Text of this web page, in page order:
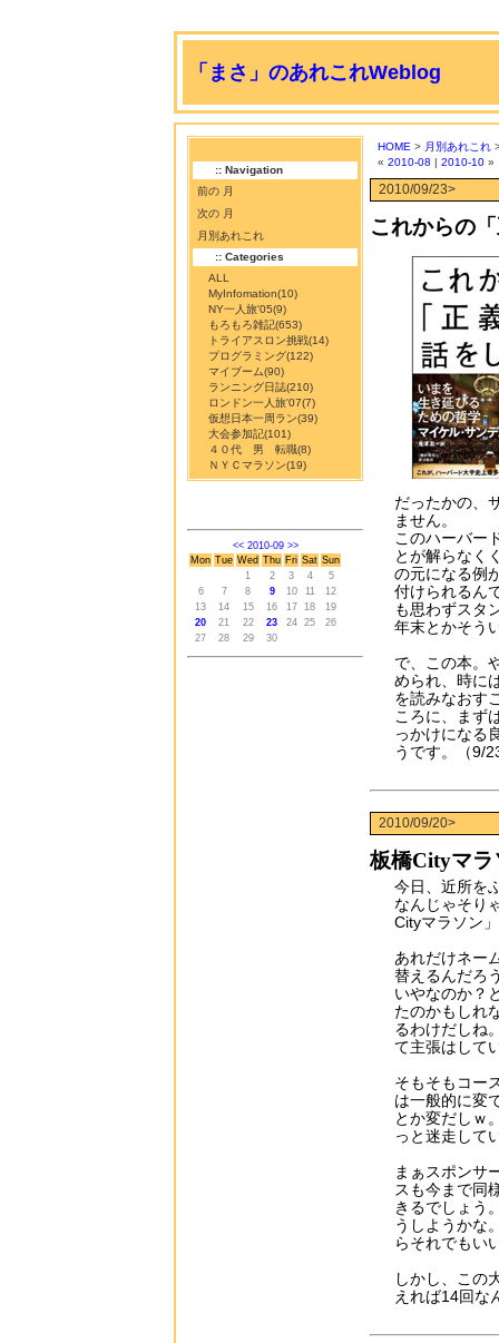
「まさ」のあれこれWeblog
:: Navigation
前の 月
次の 月
月別あれこれ
:: Categories
ALL
MyInfomation(10)
NY一人旅'05(9)
もろもろ雑記(653)
トライアスロン挑戦(14)
プログラミング(122)
マイブーム(90)
ランニング日誌(210)
ロンドン一人旅'07(7)
仮想日本一周ラン(39)
大会参加記(101)
４０代 男 転職(8)
ＮＹＣマラソン(19)
<< 2010-09 >>
Mon Tue Wed Thu Fri Sat Sun
1
2 3 4
5
6
7 8 9 10 11
12
13
14 15 16 17 18
19
20
21 22 23 24 25
26
27
28 29 30
HOME > 月別あれこれ
« 2010-08 | 2010-10 »
2010/09/23>
これからの
だったかの、
ません。
このハーバー
とが解らなく
の元になる例
付けられるん
も思わずスタ
年末とかそう
で、この本。
められ、時に
を読みなおす
ころに、まず
っかけになる
うです。（9/
2010/09/20>
板橋Cityマラ
今日、近所を
なんじゃそり
Cityマラソン
あれだけネー
替えるんだろ
いやなのか？
たのかもしれ
るわけだしね
て主張はして
そもそもコー
は一般的に変
とか変だしｗ
っと迷走して
まぁスポンサ
スも今まで同
きるでしょう
うしようかな
らそれでもい
しかし、この
えれば14回な